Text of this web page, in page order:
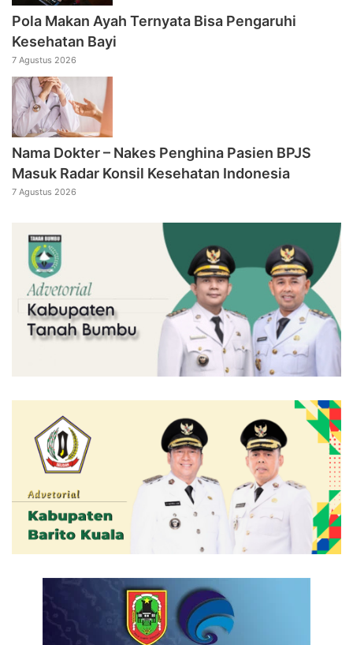
Pola Makan Ayah Ternyata Bisa Pengaruhi
Kesehatan Bayi
7 Agustus 2026
Nama Dokter – Nakes Penghina Pasien BPJS
Masuk Radar Konsil Kesehatan Indonesia
7 Agustus 2026